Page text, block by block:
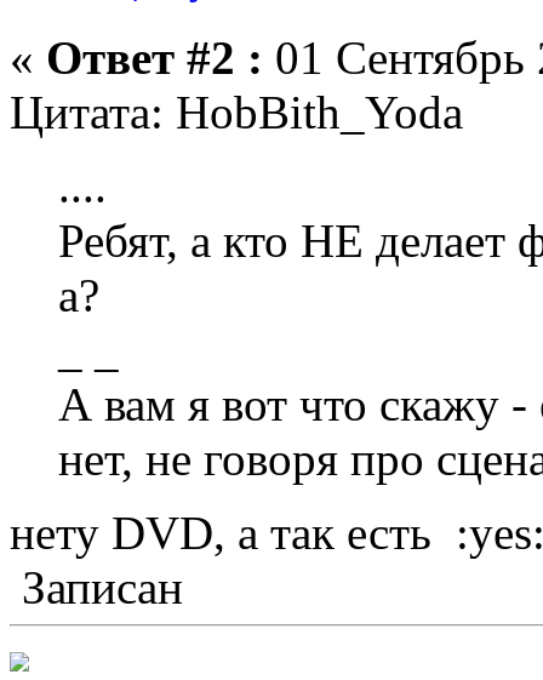
« Ответ #2 : 01
Цитата: HobBith_Yoda
....
Ребят, а кто НЕ делает
а?
А вам я вот что скажу
нет, не говоря про
нету DVD, а так есть
Записан